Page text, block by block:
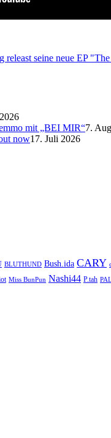
seine neue EP
mit „BEI MIR“7.
now17. Juli 2026
BLUTHUND Bush.ida CARY
Miss BunPun Nashi44 P.tah